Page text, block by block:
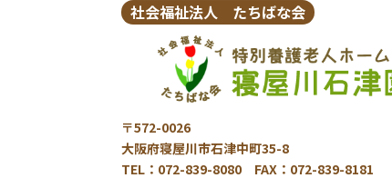
社会福祉法人 たちばな会
〒572-0026
大阪府寝屋川市石津中町35-8
TEL：072-839-8080 FAX：072-839-8181